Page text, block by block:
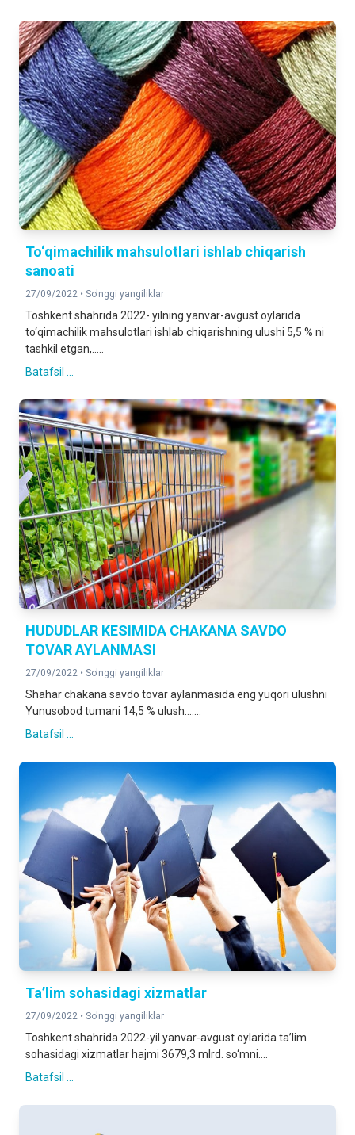
To‘qimachilik mahsulotlari ishlab chiqarish
sanoati
27/09/2022 • So'nggi yangiliklar
Toshkent shahrida 2022- yilning yanvar-avgust oylarida
to‘qimachilik mahsulotlari ishlab chiqarishning ulushi 5,5 % ni
tashkil etgan,.....
Batafsil ...
HUDUDLAR KESIMIDA CHAKANA SAVDO
TOVAR AYLANMASI
27/09/2022 • So'nggi yangiliklar
Shahar chakana savdo tovar aylanmasida eng yuqori ulushni
Yunusobod tumani 14,5 % ulush.......
Batafsil ...
Ta’lim sohasidagi xizmatlar
27/09/2022 • So'nggi yangiliklar
Toshkent shahrida 2022-yil yanvar-avgust oylarida ta’lim
sohasidagi xizmatlar hajmi 3679,3 mlrd. so‘mni....
Batafsil ...